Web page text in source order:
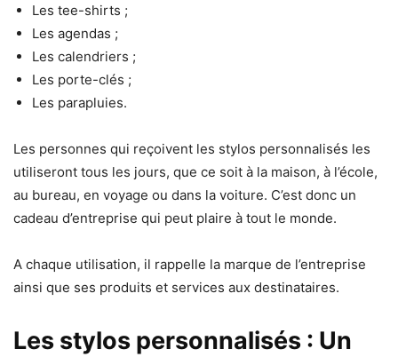
Les tee-shirts ;
Les agendas ;
Les calendriers ;
Les porte-clés ;
Les parapluies.
Les personnes qui reçoivent les stylos personnalisés les
utiliseront tous les jours, que ce soit à la maison, à l’école,
au bureau, en voyage ou dans la voiture. C’est donc un
cadeau d’entreprise qui peut plaire à tout le monde.
A chaque utilisation, il rappelle la marque de l’entreprise
ainsi que ses produits et services aux destinataires.
Les stylos personnalisés : Un